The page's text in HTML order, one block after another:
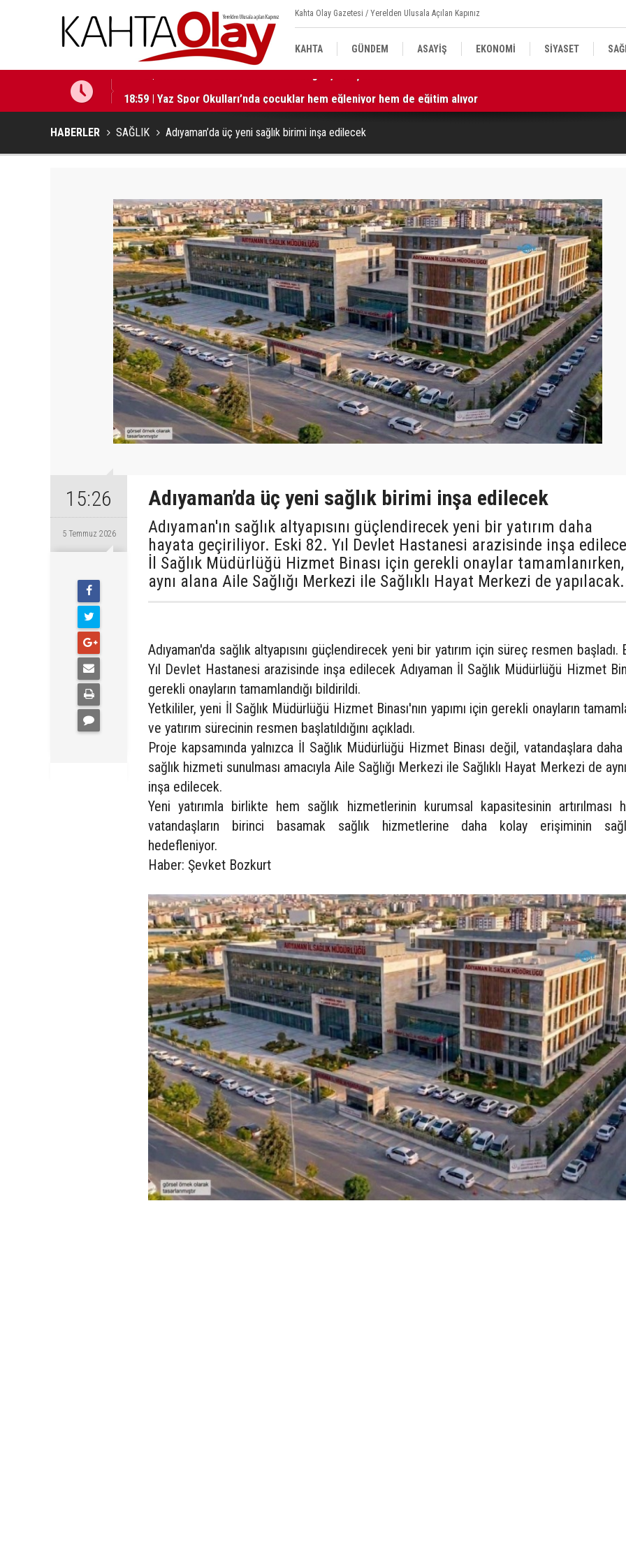
Kahta Olay Gazetesi / Yerelden Ulusala Açılan Kapınız
KAHTA GÜNDEM ASAYİŞ EKONOMİ SİYASET
18:59 | Yaz Spor Okulları’nda çocuklar hem eğleniyor hem de eğitim alıyor
HABERLER SAĞLIK Adıyaman’da üç yeni sağlık birimi inşa edilecek
15:26
5 Temmuz 2026
Adıyaman’da üç yeni sağlık birimi inşa edilecek
Adıyaman'ın sağlık altyapısını güçlendirecek yeni bir yatırım daha
hayata geçiriliyor. Eski 82. Yıl Devlet Hastanesi arazisinde inşa
İl Sağlık Müdürlüğü Hizmet Binası için gerekli onaylar tamamlanırken,
aynı alana Aile Sağlığı Merkezi ile Sağlıklı Hayat Merkezi de
Adıyaman'da sağlık altyapısını güçlendirecek yeni bir yatırım için süreç resmen başladı.
Yıl Devlet Hastanesi arazisinde inşa edilecek Adıyaman İl Sağlık Müdürlüğü Hizmet
gerekli onayların tamamlandığı bildirildi.
Yetkililer, yeni İl Sağlık Müdürlüğü Hizmet Binası'nın yapımı için gerekli onayların
ve yatırım sürecinin resmen başlatıldığını açıkladı.
Proje kapsamında yalnızca İl Sağlık Müdürlüğü Hizmet Binası değil, vatandaşlara
sağlık hizmeti sunulması amacıyla Aile Sağlığı Merkezi ile Sağlıklı Hayat Merkezi de
inşa edilecek.
Yeni yatırımla birlikte hem sağlık hizmetlerinin kurumsal kapasitesinin artırılması
vatandaşların birinci basamak sağlık hizmetlerine daha kolay erişiminin
hedefleniyor.
Haber: Şevket Bozkurt